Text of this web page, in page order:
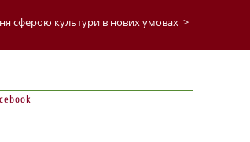
сферою культури в нових умовах >